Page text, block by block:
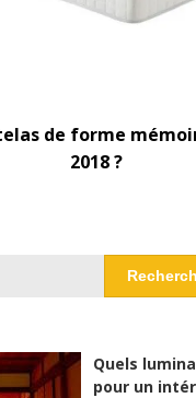
de forme
2018 ?
Quels
pour un